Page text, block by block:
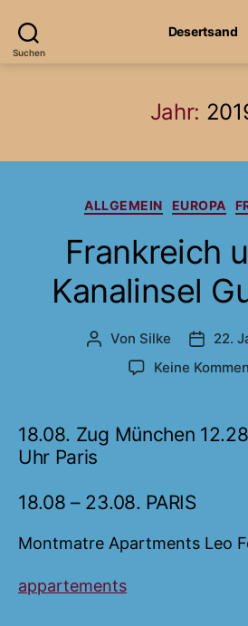
Suchen
Desertsand
Jahr:
ALLGEMEIN EUROPA
Frankreich
Kanalinsel
Beitragsautor
Von Silke
22.
Keine
18.08. Zug München
Uhr Paris
18.08 – 23.08. PARIS
Montmatre Apartments Leo
appartements